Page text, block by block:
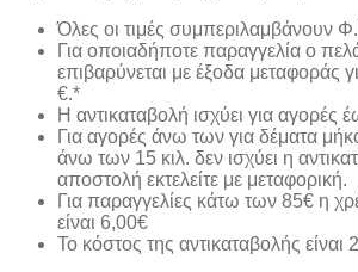
Όλες οι τιμές συμπεριλαμβάνουν
Για οποιαδήποτε παραγγελία ο
επιβαρύνεται με έξοδα
€.*
H αντικαταβολή ισχύει για αγορές
Για αγορές άνω των για δέματα
άνω των 15 κιλ. δεν ισχύει η
αποστολή εκτελείτε με μεταφορική.
Για παραγγελίες κάτω των 85€ η
είναι 6,00€
Το κόστος της αντικαταβολής είναι